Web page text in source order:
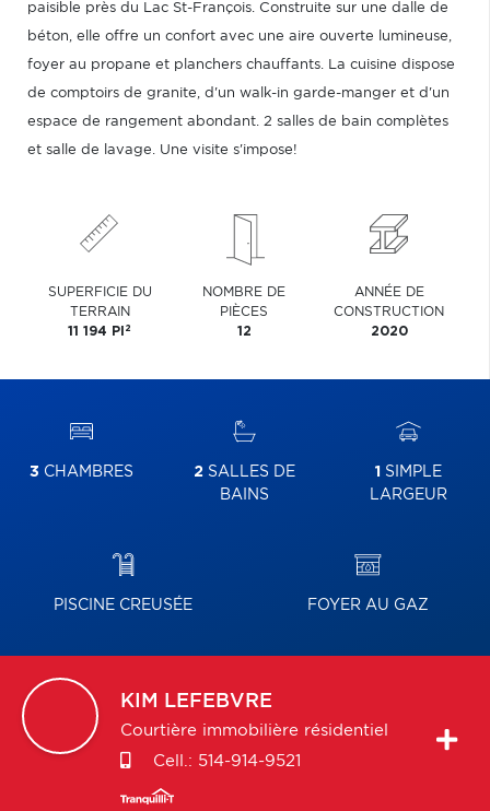
paisible près du Lac St-François. Construite sur une dalle de
béton, elle offre un confort avec une aire ouverte lumineuse,
foyer au propane et planchers chauffants. La cuisine dispose
de comptoirs de granite, d'un walk-in garde-manger et d'un
espace de rangement abondant. 2 salles de bain complètes
et salle de lavage. Une visite s'impose!
SUPERFICIE DU
TERRAIN
11 194 PI 2
NOMBRE DE
PIÈCES
12
ANNÉE DE
CONSTRUCTION
2020
3 CHAMBRES 2 SALLES DE
BAINS
1 SIMPLE
LARGEUR
PISCINE CREUSÉE FOYER AU GAZ
KIM LEFEBVRE
Courtière immobilière résidentiel
Cell.: 514-914-9521